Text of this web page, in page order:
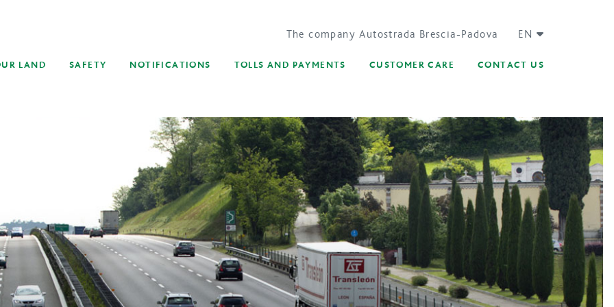
EN
The company Autostrada Brescia-Padova
LAND SAFETY NOTIFICATIONS TOLLS AND PAYMENTS CUSTOMER CARE CONTACT US